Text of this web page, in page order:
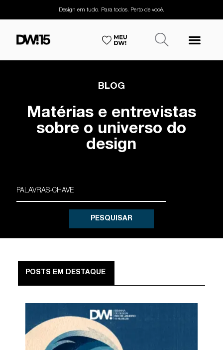
Design em tudo. Para todos. Perto de você.
BLOG
Matérias e entrevistas
sobre o universo do
design
PESQUISAR
POSTS EM DESTAQUE